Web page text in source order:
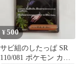
¥500
サビ組のしたっぱ SR
110/081 ポケモン カー